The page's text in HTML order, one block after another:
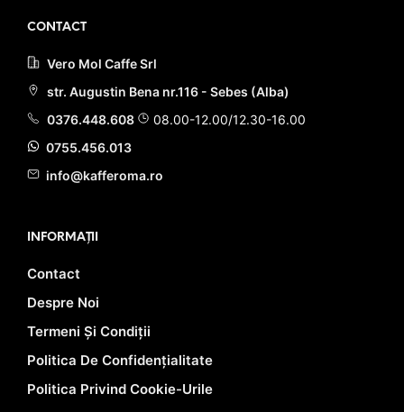
CONTACT
Vero Mol Caffe Srl
str. Augustin Bena nr.116 - Sebes (Alba)
0376.448.608
08.00-12.00/12.30-16.00
0755.456.013
info@kafferoma.ro
INFORMAȚII
Contact
Despre Noi
Termeni Și Condiții
Politica De Confidențialitate
Politica Privind Cookie-Urile